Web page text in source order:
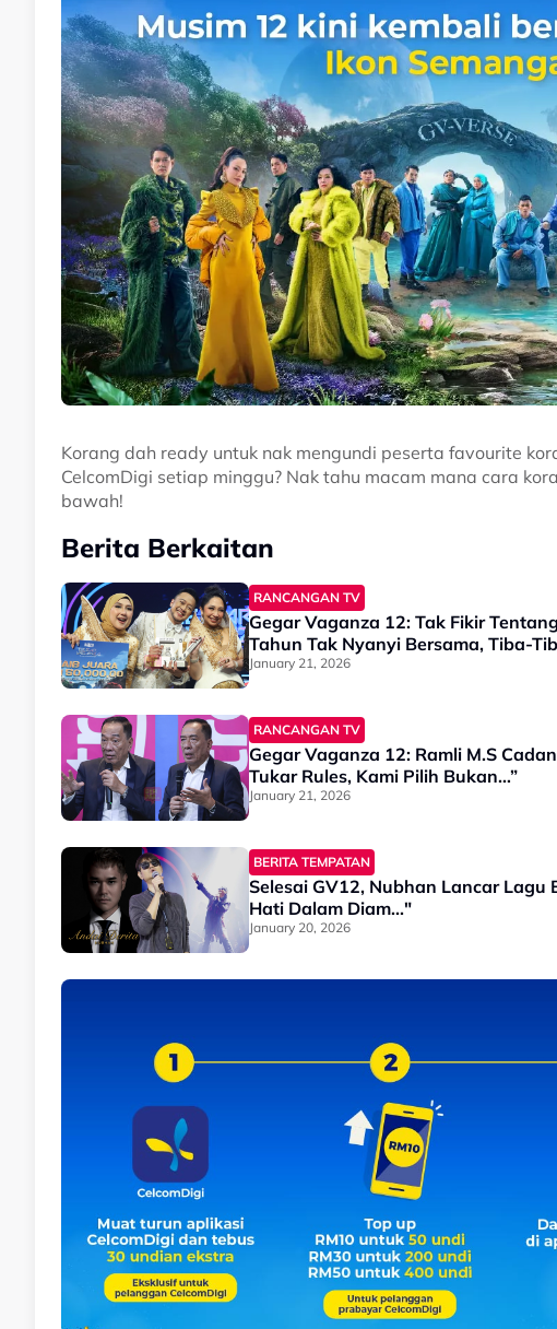
Korang dah ready untuk nak mengundi peserta favourite
CelcomDigi setiap minggu? Nak tahu macam mana cara
bawah!
Berita Berkaitan
RANCANGAN TV
Gegar Vaganza 12: Tak Fikir
Tahun Tak Nyanyi Bersama, Tiba-
January 21, 2026
RANCANGAN TV
Gegar Vaganza 12: Ramli M.S
Tukar Rules, Kami Pilih Bukan…”
January 21, 2026
BERITA TEMPATAN
Selesai GV12, Nubhan Lancar
Hati Dalam Diam..."
January 20, 2026